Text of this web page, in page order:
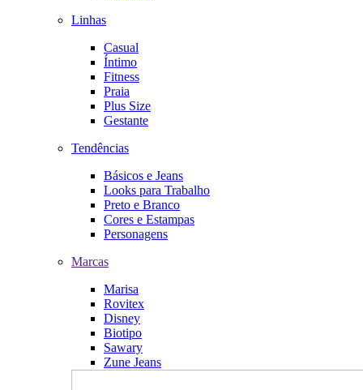
Linhas
Casual
Íntimo
Fitness
Praia
Plus Size
Gestante
Tendências
Básicos e Jeans
Looks para Trabalho
Preto e Branco
Cores e Estampas
Personagens
Marcas
Marisa
Rovitex
Disney
Biotipo
Sawary
Zune Jeans